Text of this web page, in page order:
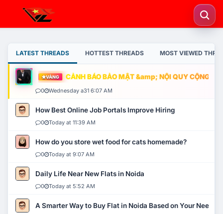
LATEST THREADS HOTTEST THREADS MOST VIEWED
VÀNG CẢNH BÁO BẢO MẬT &amp; NỘI QUY CỘNG
0 Wednesday a31 6:07 AM
How Best Online Job Portals Improve Hiring
0 Today at 11:39 AM
How do you store wet food for cats homemade?
0 Today at 9:07 AM
Daily Life Near New Flats in Noida
0 Today at 5:52 AM
A Smarter Way to Buy Flat in Noida Based on Your Needs